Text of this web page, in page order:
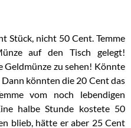
Stück, nicht 50 Cent. Temme
auf den Tisch gelegt!
zu sehen! Könnte
Dann könnten die 20 Cent das
vom noch lebendigen
halbe Stunde kostete 50
blieb, hätte er aber 25 Cent